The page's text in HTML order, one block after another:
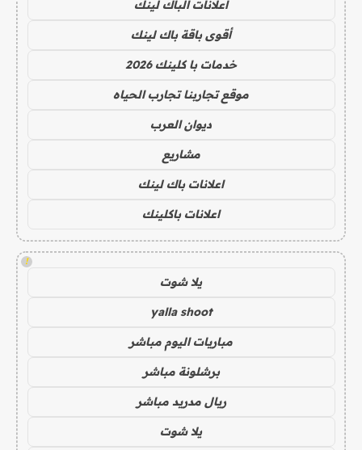
اعلانات الباك لينك
أقوى باقة باك لينك
خدمات با كلينك 2026
موقع تجاربنا تجارب الحياه
ديوان العرب
مشاريع
اعلانات باك لينك
اعلانات باكلينك
!
يلا شوت
yalla shoot
مباريات اليوم مباشر
برشلونة مباشر
ريال مدريد مباشر
يلا شوت